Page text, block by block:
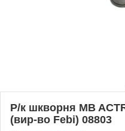
Р/к шкворня MB
(вир-во Febi) 08803